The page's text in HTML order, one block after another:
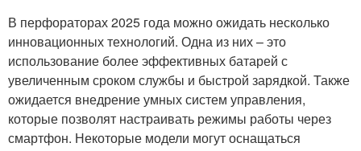
В перфораторах 2025 года можно ожидать несколько
инновационных технологий. Одна из них – это
использование более эффективных батарей с
увеличенным сроком службы и быстрой зарядкой. Также
ожидается внедрение умных систем управления,
которые позволят настраивать режимы работы через
смартфон. Некоторые модели могут оснащаться